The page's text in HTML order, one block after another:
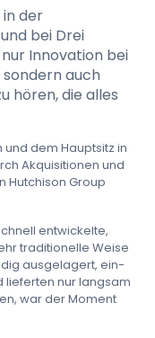
der
bei Drei
Innovation bei
auch
hören, die alles
und dem Hauptsitz in
Akquisitionen und
Hutchison Group
entwickelte,
traditionelle Weise
ausgelagert, ein-
lieferten nur langsam
war der Moment